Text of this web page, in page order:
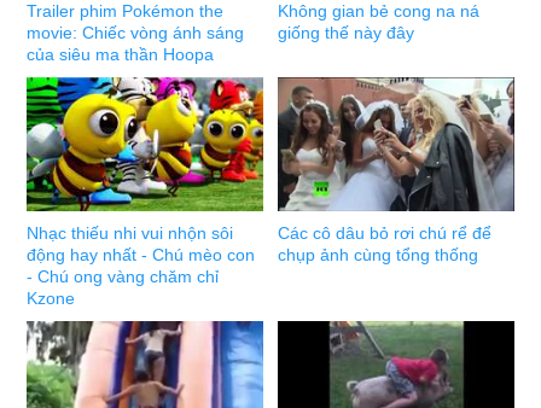
Trailer phim Pokémon the
movie: Chiếc vòng ánh sáng
của siêu ma thần Hoopa
Không gian bẻ cong na ná
giống thế này đây
Nhạc thiếu nhi vui nhộn sôi
động hay nhất - Chú mèo con
- Chú ong vàng chăm chỉ
Kzone
Các cô dâu bỏ rơi chú rể để
chụp ảnh cùng tổng thống